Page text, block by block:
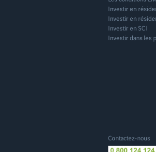
Investir en
Investir en
Investir en SCI
Investir dans les
Contactez-nous